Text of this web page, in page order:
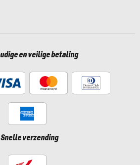
en veilige betaling
Snelle verzending